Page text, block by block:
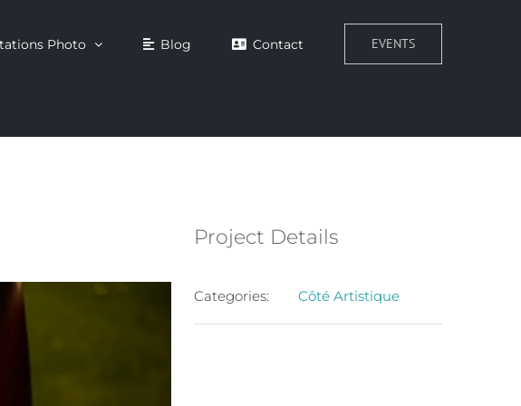
Photo Blog Contact EVENTS
Project Details
Categories: Côté Artistique